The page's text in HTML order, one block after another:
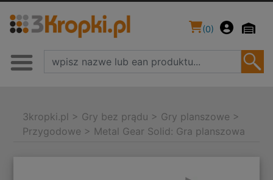
(0)
3kropki.pl > Gry bez prądu > Gry planszowe >
Przygodowe > Metal Gear Solid: Gra planszowa